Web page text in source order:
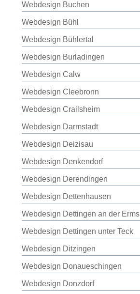
Webdesign Buchen
Webdesign Bühl
Webdesign Bühlertal
Webdesign Burladingen
Webdesign Calw
Webdesign Cleebronn
Webdesign Crailsheim
Webdesign Darmstadt
Webdesign Deizisau
Webdesign Denkendorf
Webdesign Derendingen
Webdesign Dettenhausen
Webdesign Dettingen an der Erms
Webdesign Dettingen unter Teck
Webdesign Ditzingen
Webdesign Donaueschingen
Webdesign Donzdorf